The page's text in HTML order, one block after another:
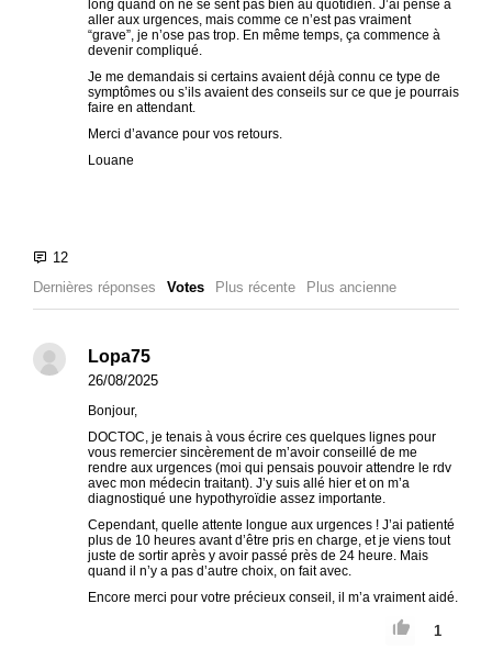
long quand on ne se sent pas bien au quotidien. J’ai pensé à
aller aux urgences, mais comme ce n’est pas vraiment
“grave”, je n’ose pas trop. En même temps, ça commence à
devenir compliqué.
Je me demandais si certains avaient déjà connu ce type de
symptômes ou s’ils avaient des conseils sur ce que je pourrais
faire en attendant.
Merci d’avance pour vos retours.
Louane
Dernières réponses Votes Plus récente Plus ancienne
Lopa75
26/08/2025
Bonjour,
DOCTOC, je tenais à vous écrire ces quelques lignes pour
vous remercier sincèrement de m’avoir conseillé de me
rendre aux urgences (moi qui pensais pouvoir attendre le rdv
avec mon médecin traitant). J’y suis allé hier et on m’a
diagnostiqué une hypothyroïdie assez importante.
Cependant, quelle attente longue aux urgences ! J’ai patienté
plus de 10 heures avant d’être pris en charge, et je viens tout
juste de sortir après y avoir passé près de 24 heure. Mais
quand il n’y a pas d’autre choix, on fait avec.
Encore merci pour votre précieux conseil, il m’a vraiment aidé.
1